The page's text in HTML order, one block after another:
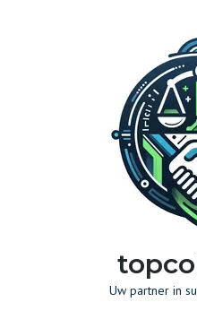
Uw partner in